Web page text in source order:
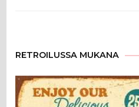
RETROILUSSA MUKANA